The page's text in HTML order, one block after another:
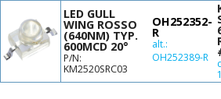
LED GULL
WING ROSSO
(640NM) TYP.
600MCD 20°
P/N:
KM2520SRC03
OH252352-
R
alt.:
OH252389-R